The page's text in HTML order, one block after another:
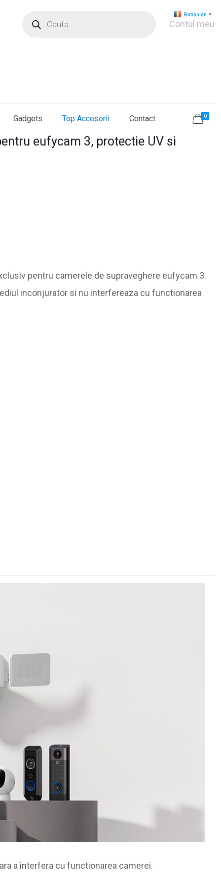
search
Contul meu
Gadgets Top Accesorii Contact 0
eufycam 3, protectie UV si
pentru camerele de supraveghere eufycam 3.
inconjurator si nu interfereaza cu functionarea
a interfera cu functionarea camerei.
Romanian ▼